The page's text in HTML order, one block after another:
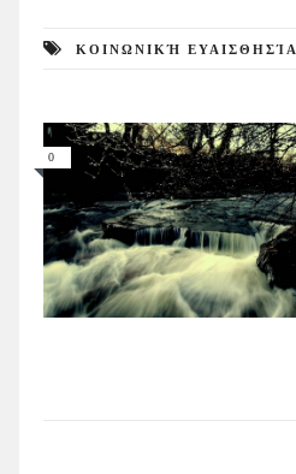
ΚΟΙΝΩΝΙΚΉ ΕΥΑΙΣΘΗΣΊΑ
0